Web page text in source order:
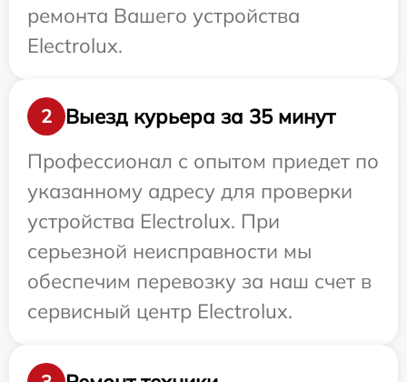
ремонта Вашего устройства
Electrolux.
2
Выезд курьера за 35 минут
Профессионал с опытом приедет по
указанному адресу для проверки
устройства Electrolux. При
серьезной неисправности мы
обеспечим перевозку за наш счет в
сервисный центр Electrolux.